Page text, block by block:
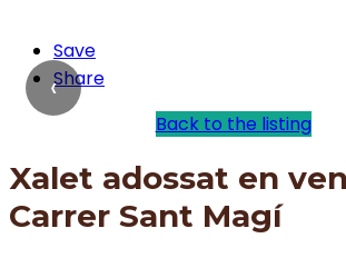
Save
Share
Back to the listing
Xalet adossat en
Carrer Sant Magí